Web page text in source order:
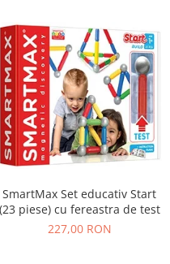
SmartMax Set educativ Start
(23 piese) cu fereastra de test
227,00 RON